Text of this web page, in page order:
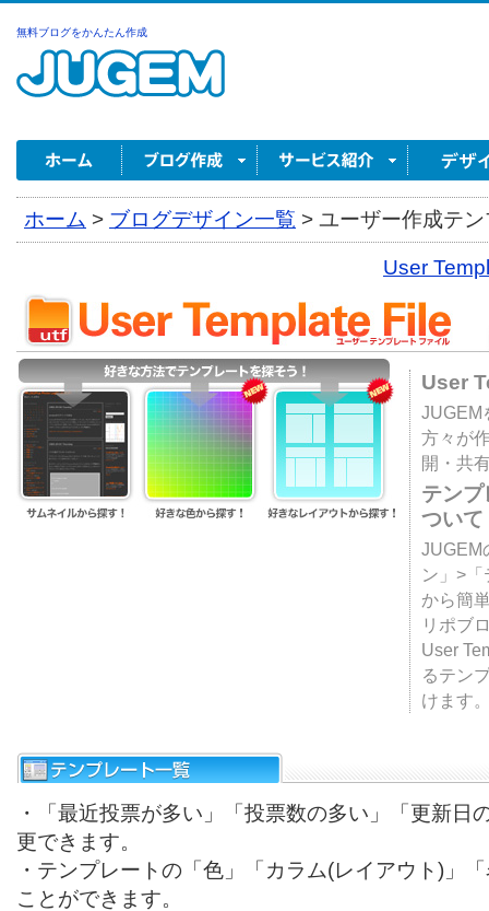
無料ブログをかんたん作成
ホーム > ブログデザイン一覧 > ユーザー作成テ
User
User
JUGEM
方々が
開・共
テン
ついて
JUGEM
ン」>
から簡
リポブ
User
るテン
けます
・「最近投票が多い」「投票数の多い」「更新日
更できます。
・テンプレートの「色」「カラム(レイアウト)」
ことができます。